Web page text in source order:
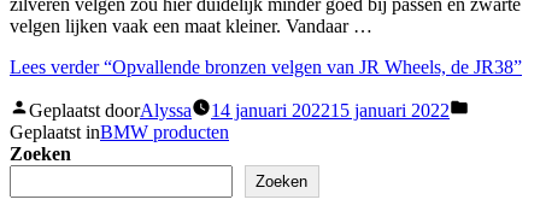
zilveren velgen zou hier duidelijk minder goed bij passen en zwarte
velgen lijken vaak een maat kleiner. Vandaar …
Lees verder“Opvallende bronzen velgen van JR Wheels, de JR38”
Geplaatst doorAlyssa 14 januari 202215 januari 2022
Geplaatst inBMW producten
Zoeken
Zoeken